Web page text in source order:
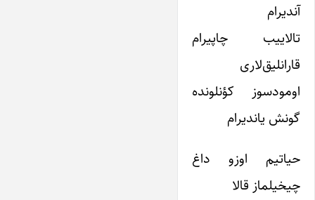
آندیرام
تالاییب چاپیرام
قارانلیق‌لاری
اومودسوز کؤنلونده
گونش یاندیرام
حیاتیم اوزو داغ
چیخیلماز قالا